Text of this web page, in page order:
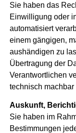
Sie haben das
Einwilligung oder
automatisiert
einem gängigen,
aushändigen zu
Übertragung der
Verantwortlichen
technisch machbar
Auskunft,
Sie haben im
Bestimmungen